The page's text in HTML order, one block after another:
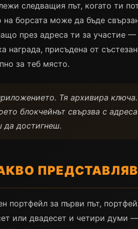
следващия път, когато ти
борсата може да бъде
през адреса ти за участие
награда, присъдена от
за теб място.
Тя архивира
блокчейнът свързва с
да достигнеш.
портфейл за първи път,
или двадесет и четири думи